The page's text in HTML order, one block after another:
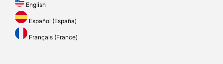
English
Español (España)
Français (France)